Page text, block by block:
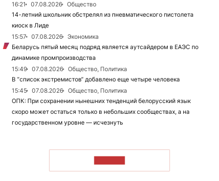
16:21
07.08.2026
Общество
14-летний школьник обстрелял из пневматического пистолета
киоск в Лиде
15:57
07.08.2026
Экономика
Беларусь пятый месяц подряд является аутсайдером в ЕАЭС по
динамике промпроизводства
15:49
07.08.2026
Общество, Политика
В “список экстремистов“ добавлено еще четыре человека
15:45
07.08.2026
Общество, Политика
ОПК: При сохранении нынешних тенденций белорусский язык
скоро может остаться только в небольших сообществах, а на
государственном уровне — исчезнуть